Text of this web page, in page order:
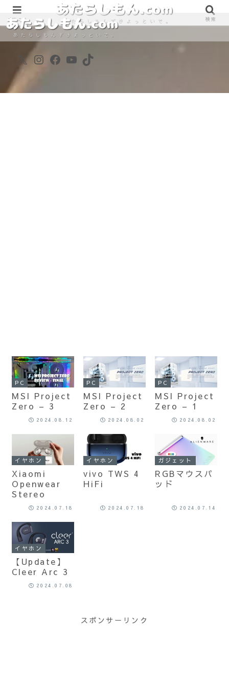
890861698 890861698
X Instagram
Facebook
YouTube
PC
MSI Project
Zero – 3
2024.08.12
PC
MSI Project
Zero – 2
2024.08.02
PC
MSI Project
Zero – 1
2024.08.02
イヤホン
Xiaomi
Openwear
Stereo
2024.07.18
イヤホン
vivo TWS 4
HiFi
2024.07.18
ガジェット
RGBマウスパ
ッド
2024.07.14
イヤホン
【Update】
Cleer Arc 3
2024.07.08
スポンサーリンク
メニュー 検索